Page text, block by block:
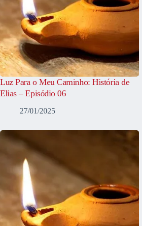
Luz Para o Meu Caminho: História de
Elias – Episódio 06
27/01/2025